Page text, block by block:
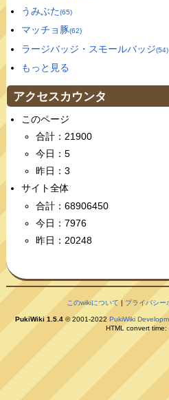
うみぶた(65)
マッチョ豚(62)
ラージバッジ・スモールバッジ(54)
もっと見る
アクセスカウンタ
このページ
合計：21900
今日：5
昨日：3
サイト全体
合計：68906450
今日：7976
昨日：20248
このwikiについて| プライバシー
PukiWiki 1.5.4 © 2001-2022 PukiWiki
HTML convert